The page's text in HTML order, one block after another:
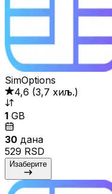
SimOptions
4,6 (3,7 хиљ.)
1 GB
30 дана
529 RSD
Изаберите